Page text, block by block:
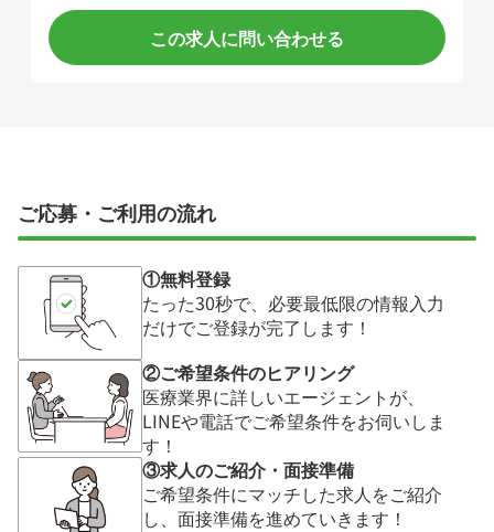
この求人に問い合わせる
ご応募・ご利用の流れ
①無料登録
たった30秒で、必要最低限の情報入力
だけでご登録が完了します！
②ご希望条件のヒアリング
医療業界に詳しいエージェントが、
LINEや電話でご希望条件をお伺いしま
す！
③求人のご紹介・面接準備
ご希望条件にマッチした求人をご紹介
し、面接準備を進めていきます！